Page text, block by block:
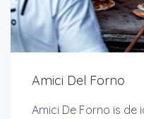
Amici Del Forno
Amici De Forno is